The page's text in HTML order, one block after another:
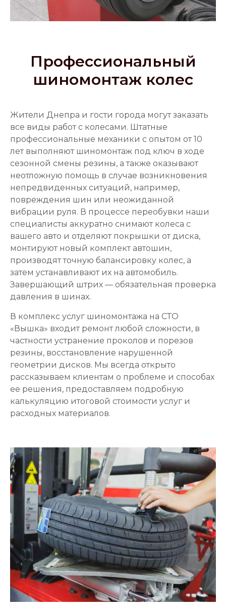
Профессиональный
шиномонтаж колес
Жители Днепра и гости города могут заказать
все виды работ с колесами. Штатные
профессиональные механики с опытом от 10
лет выполняют шиномонтаж под ключ в ходе
сезонной смены резины, а также оказывают
неотложную помощь в случае возникновения
непредвиденных ситуаций, например,
повреждения шин или неожиданной
вибрации руля. В процессе переобувки наши
специалисты аккуратно снимают колеса с
вашего авто и отделяют покрышки от диска,
монтируют новый комплект автошин,
производят точную балансировку колес, а
затем устанавливают их на автомобиль.
Завершающий штрих — обязательная проверка
давления в шинах.
В комплекс услуг шиномонтажа на СТО
«Вышка» входит ремонт любой сложности, в
частности устранение проколов и порезов
резины, восстановление нарушенной
геометрии дисков. Мы всегда открыто
рассказываем клиентам о проблеме и способах
ее решения, предоставляем подробную
калькуляцию итоговой стоимости услуг и
расходных материалов.